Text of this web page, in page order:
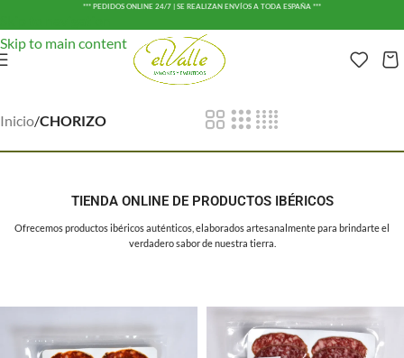
Skip to main content
*** PEDIDOS ONLINE 24/7 | SE REALIZAN ENVÍOS A TODA ESPAÑA ***
Inicio/CHORIZO
TIENDA ONLINE DE PRODUCTOS IBÉRICOS
Ofrecemos productos ibéricos auténticos, elaborados artesanalmente para brindarte el
verdadero sabor de nuestra tierra.